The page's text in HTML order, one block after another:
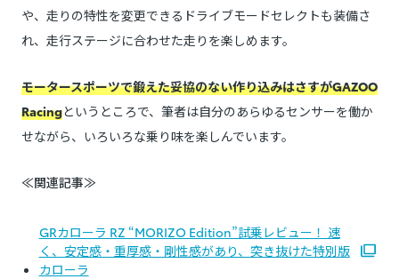
や、走りの特性を変更できるドライブモードセレクトも装備さ
れ、走行ステージに合わせた走りを楽しめます。
モータースポーツで鍛えた妥協のない作り込みはさすがGAZOO
Racingというところで、筆者は自分のあらゆるセンサーを働か
せながら、いろいろな乗り味を楽しんでいます。
≪関連記事≫
GRカローラ RZ “MORIZO Edition”試乗レビュー！ 速
く、安定感・重厚感・剛性感があり、突き抜けた特別版
カローラ